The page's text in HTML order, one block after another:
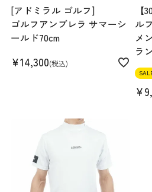
スペック
素材
ナイロン85% ポ
付き:ポリエステル
生産国
裏地付き(IVLのみ)
[アドミラル ゴルフ]
ゴルフアンブレラ サマーシ
ールド70cm
¥14,300 税込
ル
メ
ラ
¥